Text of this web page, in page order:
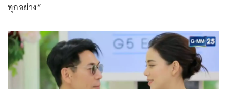
ทุกอย่าง”